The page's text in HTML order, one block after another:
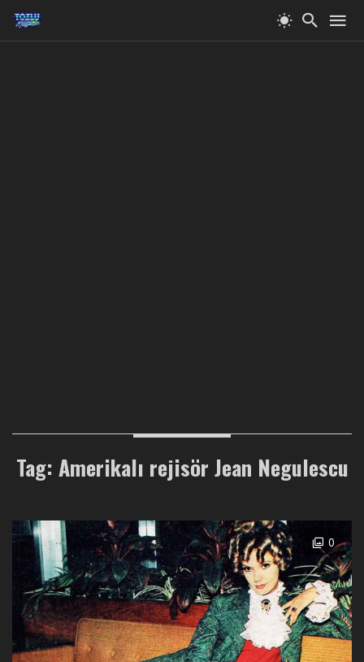
Tag: Amerikalı rejisör Jean Negulescu
0